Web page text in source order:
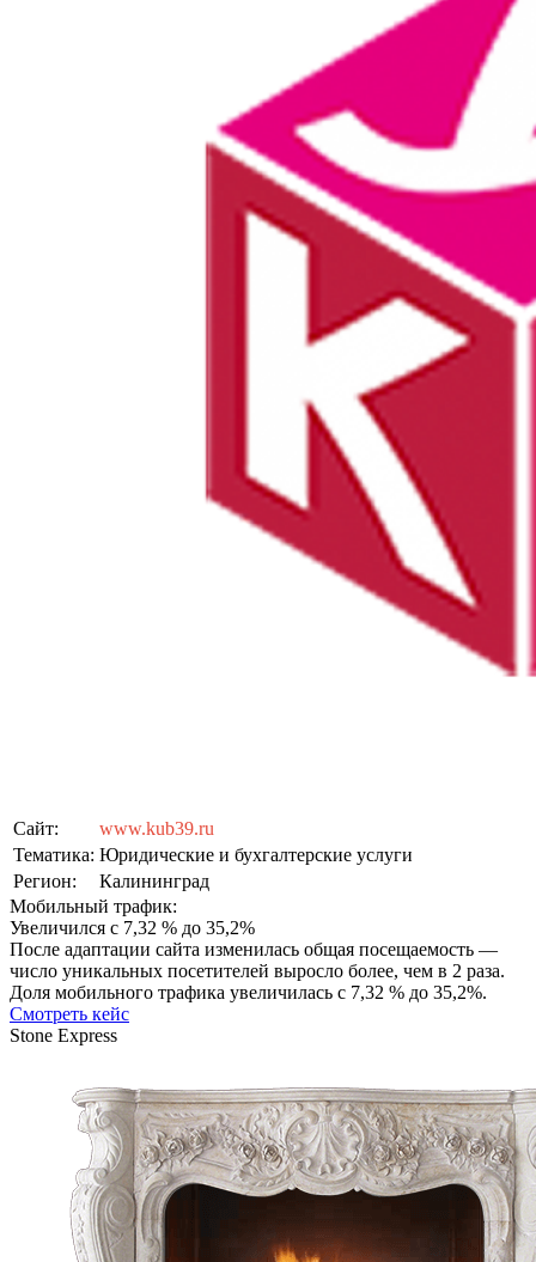
Сайт:
www.kub39.ru
Тематика: Юридические и бухгалтерские услуги
Регион:
Калининград
Мобильный трафик:
Увеличился с 7,32 % до 35,2%
После адаптации сайта изменилась общая посещаемость —
число уникальных посетителей выросло более, чем в 2 раза.
Доля мобильного трафика увеличилась с 7,32 % до 35,2%.
Смотреть кейс
Stone Express